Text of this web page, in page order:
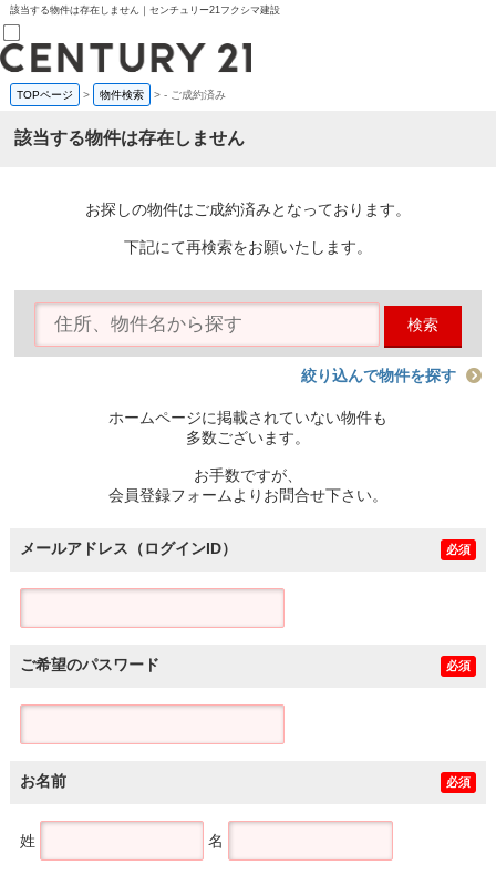
該当する物件は存在しません｜センチュリー21フクシマ建設
売買部
0120-800-844
賃貸部
会員メニュー
物件を探す
購入TOP
条件から探す
住宅ローン控除シミュレータ
TOPページ > 物件検索 >- ご成約済み
該当する物件は存在しません
お探しの物件はご成約済みとなっております。
下記にて再検索をお願いたします。
検索
絞り込んで物件を探す
ホームページに掲載されていない物件も
多数ございます。
お手数ですが、
会員登録フォームよりお問合せ下さい。
メールアドレス（ログインID） 必須
ご希望のパスワード 必須
お名前 必須
姓 名